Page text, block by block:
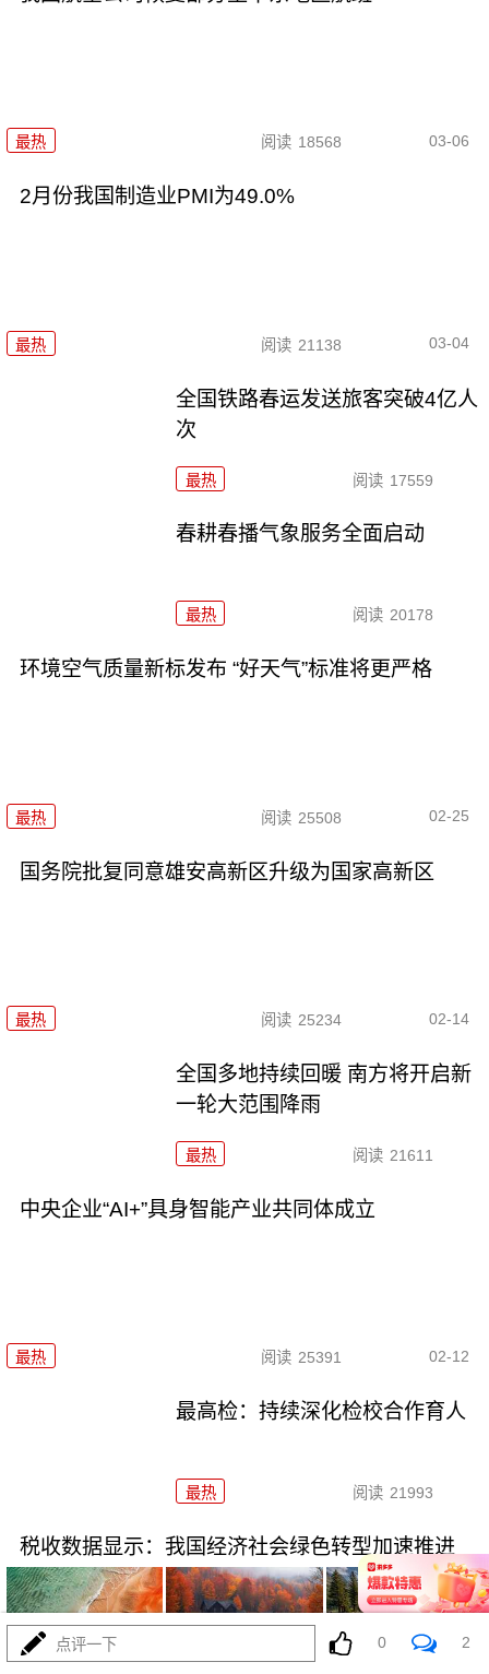
最热 阅读 18568 03-06
2月份我国制造业PMI为49.0%
最热 阅读 21138 03-04
全国铁路春运发送旅客突破4亿人
次
最热 阅读 17559
春耕春播气象服务全面启动
最热 阅读 20178
环境空气质量新标发布 “好天气”标准将更严格
最热 阅读 25508 02-25
国务院批复同意雄安高新区升级为国家高新区
最热 阅读 25234 02-14
全国多地持续回暖 南方将开启新
一轮大范围降雨
最热 阅读 21611
中央企业“AI+”具身智能产业共同体成立
最热 阅读 25391 02-12
最高检：持续深化检校合作育人
最热 阅读 21993
税收数据显示：我国经济社会绿色转型加速推进
点评一下 0 2